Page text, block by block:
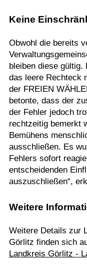
Keine
Obwohl die bereits
bleiben diese gültig.
das leere Rechteck
der FREIEN
betonte, dass der
der Fehler jedoch
rechtzeitig bemerkt
Bemühens
ausschließen. Es
Fehlers sofort
entscheidenden
auszuschließen“,
Weitere
Weitere Details zur
Görlitz finden sich
Landkreis Görlitz -